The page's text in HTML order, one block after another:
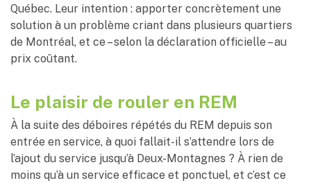
Québec. Leur intention : apporter concrètement une
solution à un problème criant dans plusieurs quartiers
de Montréal, et ce – selon la déclaration officielle – au
prix coûtant.
Le plaisir de rouler en REM
À la suite des déboires répétés du REM depuis son
entrée en service, à quoi fallait-il s’attendre lors de
l’ajout du service jusqu’à Deux-Montagnes ? À rien de
moins qu’à un service efficace et ponctuel, et c’est ce